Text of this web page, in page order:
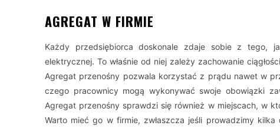
AGREGAT W FIRMIE
Każdy przedsiębiorca doskonale zdaje sobie z tego,
elektrycznej. To właśnie od niej zależy zachowanie
Agregat przenośny pozwala korzystać z prądu nawet w
czego pracownicy mogą wykonywać swoje obowiązki
Agregat przenośny sprawdzi się również w miejscach, w
Warto mieć go w firmie, zwłaszcza jeśli prowadzimy